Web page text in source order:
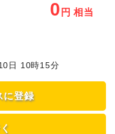
0 円 相当
日 10時15分
に登録